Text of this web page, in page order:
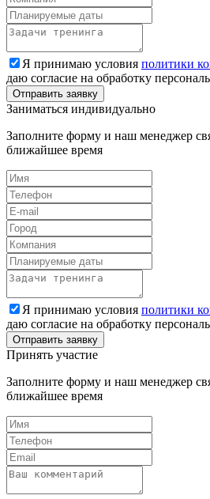
Я принимаю условия политики
даю согласие на обработку
Заниматься индивидуально
Заполните форму и наш менеджер
ближайшее время
Я принимаю условия политики
даю согласие на обработку
Принять участие
Заполните форму и наш менеджер
ближайшее время